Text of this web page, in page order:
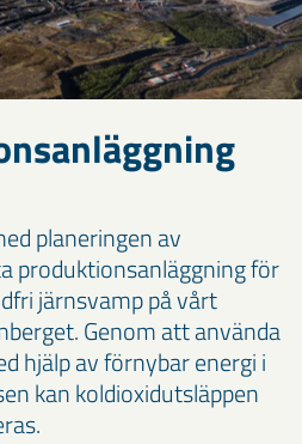
planeringen av
produktionsanläggning för
järnsvamp på vårt
Genom att använda
hjälp av förnybar energi i
kan koldioxidutsläppen